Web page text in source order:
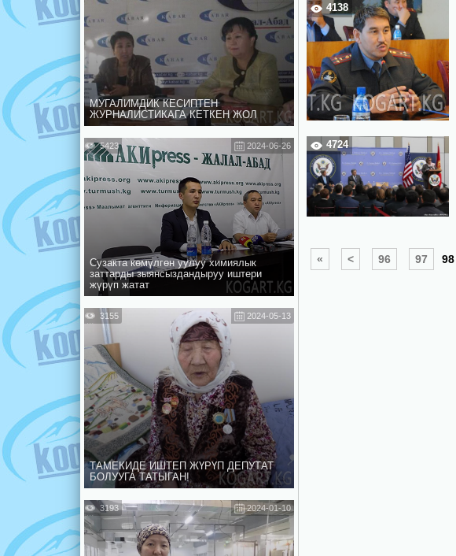
МУГАЛИМДИК КЕСИПТЕН
ЖУРНАЛИСТИКАГА КЕТКЕН ЖОЛ
2024-06-26
5423
Сузакта көмүлгөн уулуу химиялык
заттарды зыянсыздандыруу иштери
жүрүп жатат
2024-05-13
3155
ТАМЕКИДЕ ИШТЕП ЖҮРҮП ДЕПУТАТ
БОЛУУГА ТАТЫГАН!
2024-01-10
3193
4138
4724
« < 96 97 98